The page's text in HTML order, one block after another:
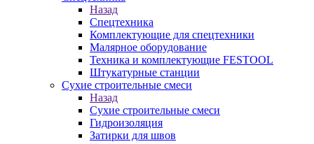
Назад
Спецтехника
Комплектующие для спецтехники
Малярное оборудование
Техника и комплектующие FESTOOL
Штукатурные станции
Сухие строительные смеси
Назад
Сухие строительные смеси
Гидроизоляция
Затирки для швов